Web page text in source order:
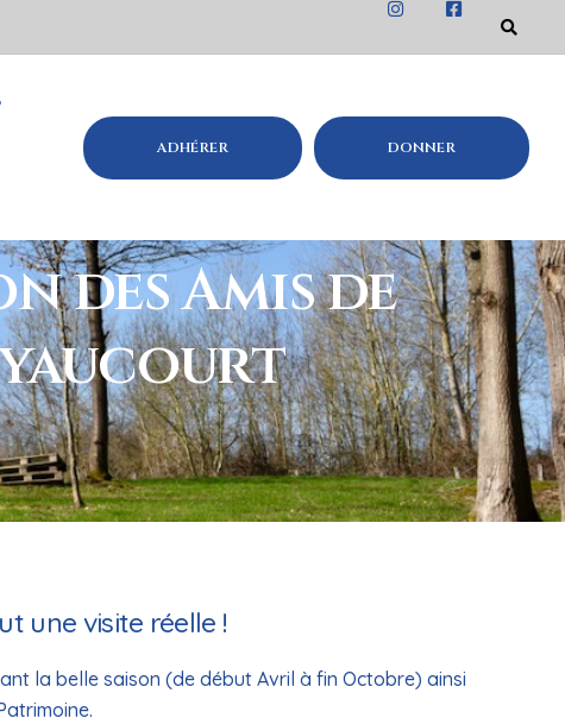
ADHÉRER DONNER
des Amis de
une visite réelle !
la belle saison (de début Avril à fin Octobre) ainsi